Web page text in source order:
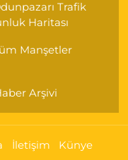
Trafik
Haritası
Manşetler
Arşivi
İletişim Künye